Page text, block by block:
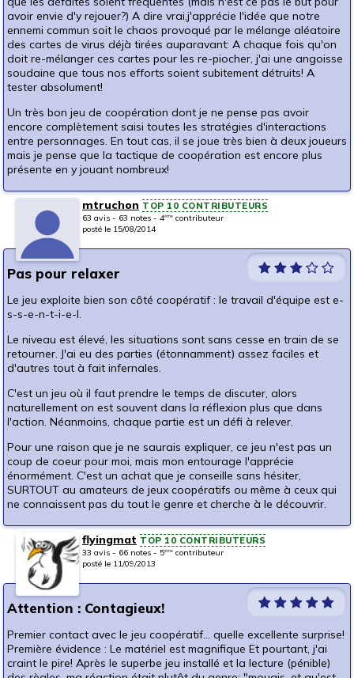
avoir envie d'y rejouer?) A dire vrai,j'apprécie l'idée que notre
ennemi commun soit le chaos provoqué par le mélange aléatoire
des cartes de virus déjà tirées auparavant: A chaque fois qu'on
doit re-mélanger ces cartes pour les re-piocher, j'ai une angoisse
soudaine que tous nos efforts soient subitement détruits! A
tester absolument!
Un très bon jeu de coopération dont je ne pense pas avoir
encore complètement saisi toutes les stratégies d'interactions
entre personnages. En tout cas, il se joue très bien à deux joueurs
mais je pense que la tactique de coopération est encore plus
présente en y jouant nombreux!
mtruchon TOP 10 CONTRIBUTEURS
63 avis - 63 notes - 4ème contributeur
posté le 15/08/2014
Pas pour relaxer
Le jeu exploite bien son côté coopératif : le travail d'équipe est e-
s-s-e-n-t-i-e-l.
Le niveau est élevé, les situations sont sans cesse en train de se
retourner. J'ai eu des parties (étonnamment) assez faciles et
d'autres tout à fait infernales.
C'est un jeu où il faut prendre le temps de discuter, alors
naturellement on est souvent dans la réflexion plus que dans
l'action. Néanmoins, chaque partie est un défi à relever.
Pour une raison que je ne saurais expliquer, ce jeu n'est pas un
coup de coeur pour moi, mais mon entourage l'apprécie
énormément. C'est un achat que je conseille sans hésiter,
SURTOUT au amateurs de jeux coopératifs ou même à ceux qui
ne connaissent pas du tout le genre et cherche à le découvrir.
flyingmat TOP 10 CONTRIBUTEURS
33 avis - 66 notes - 5ème contributeur
posté le 11/09/2013
Attention : Contagieux!
Premier contact avec le jeu coopératif... quelle excellente surprise!
Première évidence : Le matériel est magnifique Et pourtant, j'ai
craint le pire! Après le superbe jeu installé et la lecture (pénible)